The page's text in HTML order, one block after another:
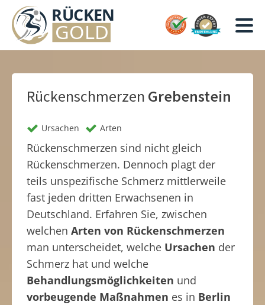
Rückenschmerzen Grebenstein
Ursachen Arten
Rückenschmerzen sind nicht gleich
Rückenschmerzen. Dennoch plagt der
teils unspezifische Schmerz mittlerweile
fast jeden dritten Erwachsenen in
Deutschland. Erfahren Sie, zwischen
welchen Arten von Rückenschmerzen
man unterscheidet, welche Ursachen der
Schmerz hat und welche
Behandlungsmöglichkeiten und
vorbeugende Maßnahmen es in Berlin